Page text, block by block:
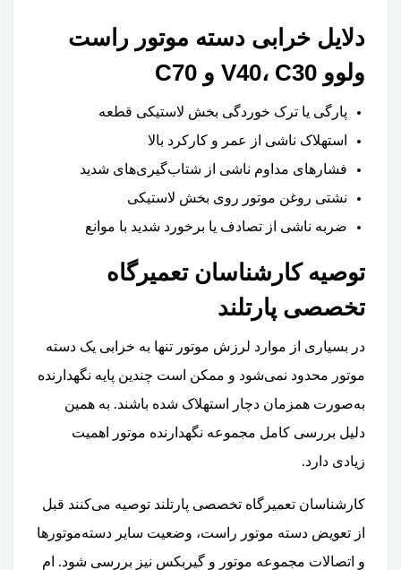
دلایل خرابی دسته موتور راست
ولوو V40، C30 و C70
پارگی یا ترک خوردگی بخش لاستیکی قطعه
استهلاک ناشی از عمر و کارکرد بالا
فشارهای مداوم ناشی از شتاب‌گیری‌های شدید
نشتی روغن موتور روی بخش لاستیکی
ضربه ناشی از تصادف یا برخورد شدید با موانع
توصیه کارشناسان تعمیرگاه
تخصصی پارتلند
در بسیاری از موارد لرزش موتور تنها به خرابی یک دسته
موتور محدود نمی‌شود و ممکن است چندین پایه نگهدارنده
به‌صورت همزمان دچار استهلاک شده باشند. به همین
دلیل بررسی کامل مجموعه نگهدارنده موتور اهمیت
زیادی دارد.
کارشناسان تعمیرگاه تخصصی پارتلند توصیه می‌کنند قبل
از تعویض دسته موتور راست، وضعیت سایر دسته‌موتورها
و اتصالات مجموعه موتور و گیربکس نیز بررسی شود. ام